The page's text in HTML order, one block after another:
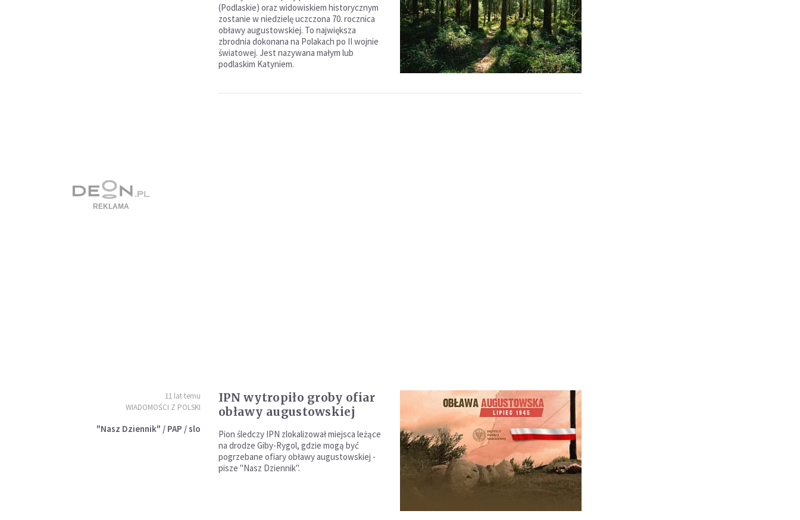
(Podlaskie) oraz widowiskiem historycznym
zostanie w niedzielę uczczona 70. rocznica
obławy augustowskiej. To największa
zbrodnia dokonana na Polakach po II wojnie
światowej. Jest nazywana małym lub
podlaskim Katyniem.
11 lat temu
WIADOMOŚCI Z POLSKI
"Nasz Dziennik" / PAP / slo
IPN wytropiło groby ofiar
obławy augustowskiej
Pion śledczy IPN zlokalizował miejsca leżące
na drodze Giby-Rygol, gdzie mogą być
pogrzebane ofiary obławy augustowskiej -
pisze "Nasz Dziennik".